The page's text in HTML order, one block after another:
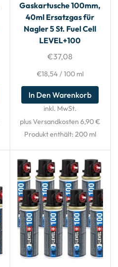
Gaskartusche 100mm,
40ml Ersatzgas für
Nagler 5 St. Fuel Cell
LEVEL+100
€37,08
€18,54 / 100 ml
In Den Warenkorb
inkl. MwSt.
plus Versandkosten 6,90 €
Produkt enthält: 200 ml